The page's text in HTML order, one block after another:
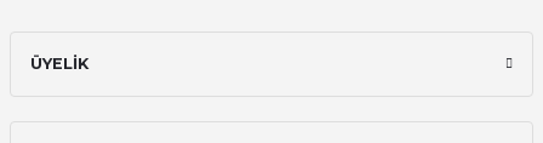
ÜYELİK